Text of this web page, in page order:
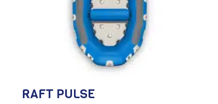
RAFT PULSE